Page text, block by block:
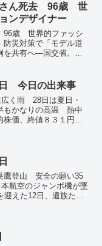
ん死去 96歳 世
ンデザイナー
歳 世界的ファッシ
防災対策で「モデル道
共有へ―国交省。
死去めぐる日本のメ
。全国で新たに25万
最多 新型コロナ。死
」懸念 厚労省助言組
ロナ。
今日の出来事
く雨 28日は夏日・
かなりの高温 熱中
株価、終値８３１円安
きたい職業 1位に「プ
。
鷹登山 安全の願い35
航空のジャンボ機が墜
迎えた12日、遺族たち